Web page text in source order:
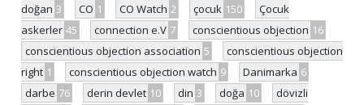
doğan 3 CO 1 CO Watch 2 çocuk 150
Çocuk
askerler 45 connection e.V 7 conscientious objection 16
conscientious objection association 5
conscientious objection
right 1 conscientious objection watch 9 Danimarka 6
darbe 76 derin devlet 10 din 3 doğa 10
dövizli